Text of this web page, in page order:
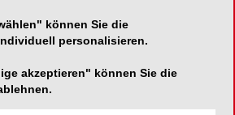
können Sie die
personalisieren.
akzeptieren" können Sie die